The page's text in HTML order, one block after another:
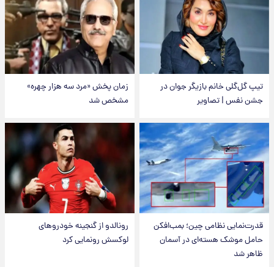
تیپ گل‌گلی خانم بازیگر جوان در
جشن نفس | تصاویر
زمان پخش «مرد سه هزار چهره»
مشخص شد
قدرت‌نمایی نظامی چین؛ بمب‌افکن
حامل موشک هسته‌ای در آسمان
ظاهر شد
رونالدو از گنجینه خودروهای
لوکسش رونمایی کرد